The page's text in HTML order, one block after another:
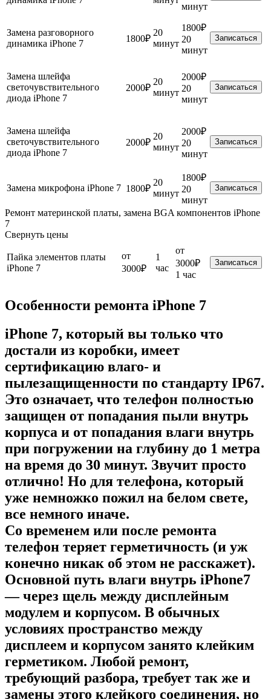
минут
Замена разговорного
динамика iPhone 7
1800₽
20
минут
1800₽
20
минут
Записаться
Замена шлейфа
светочувствительного
диода iPhone 7
2000₽
20
минут
2000₽
20
минут
Записаться
Замена шлейфа
светочувствительного
диода iPhone 7
2000₽
20
минут
2000₽
20
минут
Записаться
Замена микрофона iPhone 7 1800₽
20
минут
1800₽
20
минут
Записаться
Ремонт материнской платы, замена BGA компонентов iPhone
7
Свернуть цены
Пайка элементов платы
iPhone 7
от
3000₽
1
час
от
3000₽
1 час
Записаться
Особенности ремонта iPhone 7
iPhone 7, который вы только что
достали из коробки, имеет
сертификацию влаго- и
пылезащищенности по стандарту IP67.
Это означает, что телефон полностью
защищен от попадания пыли внутрь
корпуса и от попадания влаги внутрь
при погружении на глубину до 1 метра
на время до 30 минут. Звучит просто
отлично! Но для телефона, который
уже немножко пожил на белом свете,
все немного иначе.
Со временем или после ремонта
телефон теряет герметичность (и уж
конечно никак об этом не расскажет).
Основной путь влаги внутрь iPhone7
— через щель между дисплейным
модулем и корпусом. В обычных
условиях пространство между
дисплеем и корпусом занято клейким
герметиком. Любой ремонт,
требующий разбора, требует так же и
замены этого клейкого соединения, но